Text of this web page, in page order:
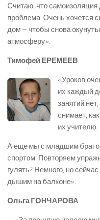
Считаю, что
проблема. Очень хочется
дом – чтобы снова
атмосферу».
Тимофей ЕРЕМЕЕВ
«Уроков
их каждый
занятий
снимает,
их учителю.
А еще мы с младшим
спортом. Повторяем
гулять? Немного, но
дышим на балконе».
Ольга ГОНЧАРОВА